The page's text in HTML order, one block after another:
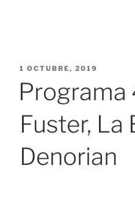
PUBLICADO
1 OCTUBRE, 2019
Programa
Fuster, La
Denorian